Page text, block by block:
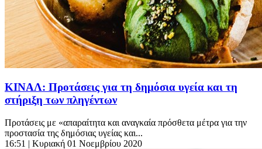
ΚΙΝΑΛ: Προτάσεις για τη δημόσια υγεία και τη
στήριξη των πληγέντων
Προτάσεις με «απαραίτητα και αναγκαία πρόσθετα μέτρα για την
προστασία της δημόσιας υγείας και...
16:51 | Κυριακή 01 Νοεμβρίου 2020